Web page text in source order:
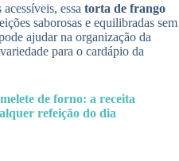
essa torta de frango
saborosas e equilibradas sem
ajudar na organização da
para o cardápio da
de forno: a receita
refeição do dia